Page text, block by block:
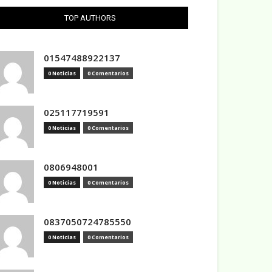
TOP AUTHORS
01547488922137
0 Noticias 0 Comentarios
025117719591
0 Noticias 0 Comentarios
0806948001
0 Noticias 0 Comentarios
0837050724785550
0 Noticias 0 Comentarios